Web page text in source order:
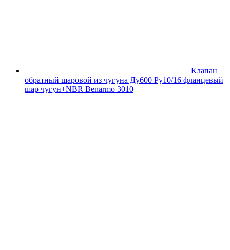
Клапан
обратный шаровой из чугуна Ду600 Ру10/16 фланцевый
шар чугун+NBR Benarmo 3010